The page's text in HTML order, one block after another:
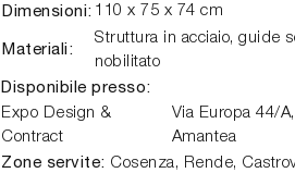
Dimensioni: 110 x 75 x 74 cm
Materiali:
Struttura in acciaio, guide
nobilitato
Disponibile presso:
Expo Design &
Contract
Via Europa 44/A,
Amantea
Zone servite: Cosenza, Rende,